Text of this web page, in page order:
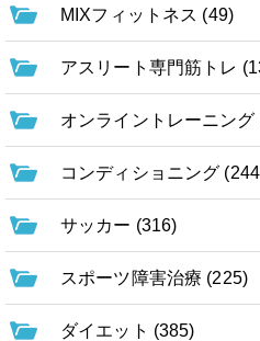
MIXフィットネス (49)
アスリート専門筋トレ
オンライントレーニング
コンディショニング
サッカー (316)
スポーツ障害治療 (225)
ダイエット (385)